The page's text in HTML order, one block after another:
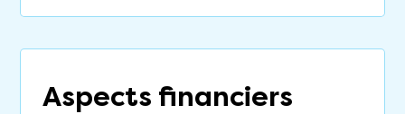
Aspects financiers